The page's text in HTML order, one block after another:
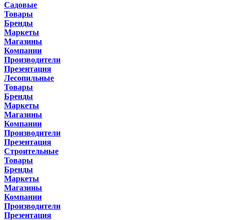
Садовые
Товары
Бренды
Маркеты
Магазины
Компании
Производители
Презентация
Лесопильные
Товары
Бренды
Маркеты
Магазины
Компании
Производители
Презентация
Строительные
Товары
Бренды
Маркеты
Магазины
Компании
Производители
Презентация